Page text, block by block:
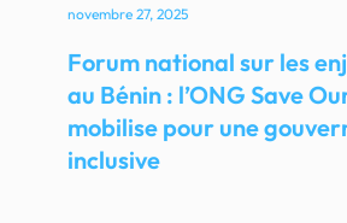
novembre 27, 2025
Forum national sur les
au Bénin : l’ONG Save
mobilise pour une
inclusive